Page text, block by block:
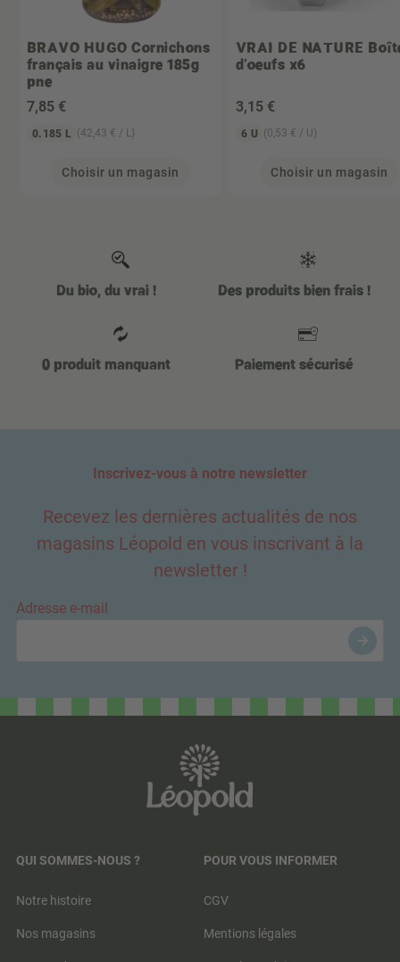
BRAVO HUGO Cornichons
français au vinaigre 185g
pne
7,85 €
0.185 L (42,43 € / L)
Choisir un magasin
VRAI DE NATURE
d'oeufs x6
3,15 €
6 U (0,53 € / U)
Choisir un magasin
Du bio, du vrai ! Des produits bien frais !
0 produit manquant Paiement sécurisé
Inscrivez-vous à notre newsletter
Recevez les dernières actualités de nos
magasins Léopold en vous inscrivant à la
newsletter !
Adresse e-mail
QUI SOMMES-NOUS ?
Notre histoire
Nos magasins
POUR VOUS INFORMER
CGV
Mentions légales